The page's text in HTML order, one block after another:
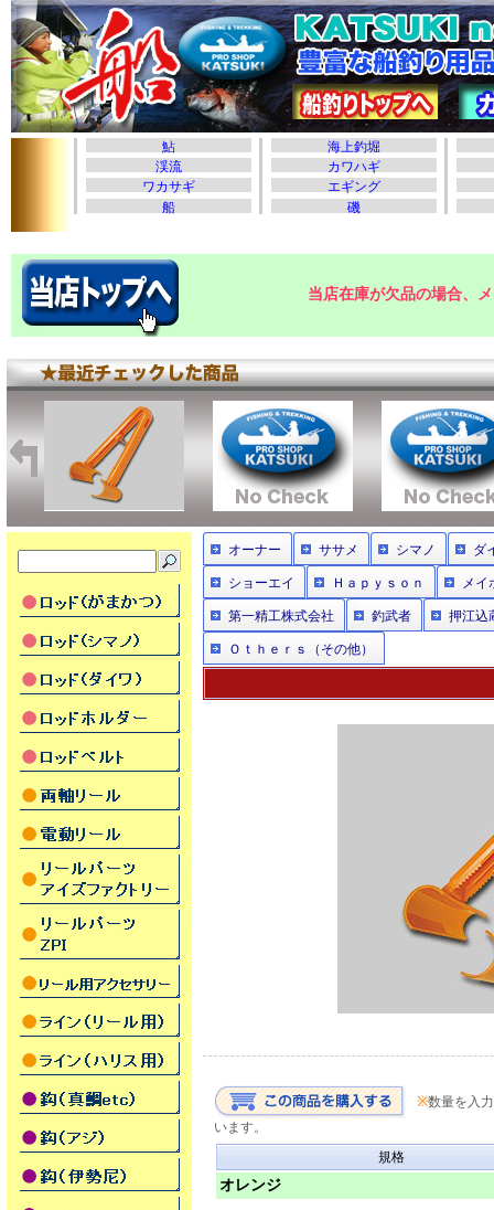
当店在庫が欠品の場合、
オーナー ササメ シマノ ダ
ショーエイ Ｈａｐｙｓｏｎ メイ
第一精工株式会社 釣武者 押江込
Ｏｔｈｅｒｓ（その他）
※数量を入
います。
規格
オレンジ